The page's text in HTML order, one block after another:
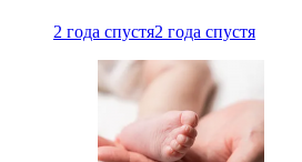
2 года спустя2 года спустя